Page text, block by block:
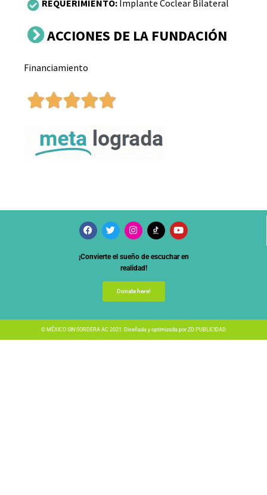
REQUERIMIENTO: Implante Coclear Bilateral
ACCIONES DE LA FUNDACIÓN
Financiamiento
¡Convierte el sueño de escuchar en
realidad!
Donate here!
© MÉXICO SIN SORDERA AC 2021. Diseñada y optimizada por ZD PUBLICIDAD